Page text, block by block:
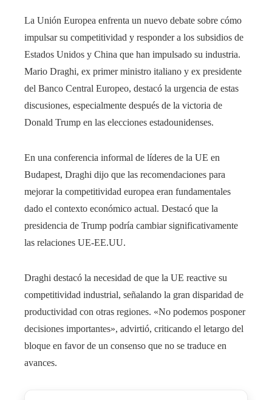
La Unión Europea enfrenta un nuevo debate sobre cómo
impulsar su competitividad y responder a los subsidios de
Estados Unidos y China que han impulsado su industria.
Mario Draghi, ex primer ministro italiano y ex presidente
del Banco Central Europeo, destacó la urgencia de estas
discusiones, especialmente después de la victoria de
Donald Trump en las elecciones estadounidenses.
En una conferencia informal de líderes de la UE en
Budapest, Draghi dijo que las recomendaciones para
mejorar la competitividad europea eran fundamentales
dado el contexto económico actual. Destacó que la
presidencia de Trump podría cambiar significativamente
las relaciones UE-EE.UU.
Draghi destacó la necesidad de que la UE reactive su
competitividad industrial, señalando la gran disparidad de
productividad con otras regiones. «No podemos posponer
decisiones importantes», advirtió, criticando el letargo del
bloque en favor de un consenso que no se traduce en
avances.